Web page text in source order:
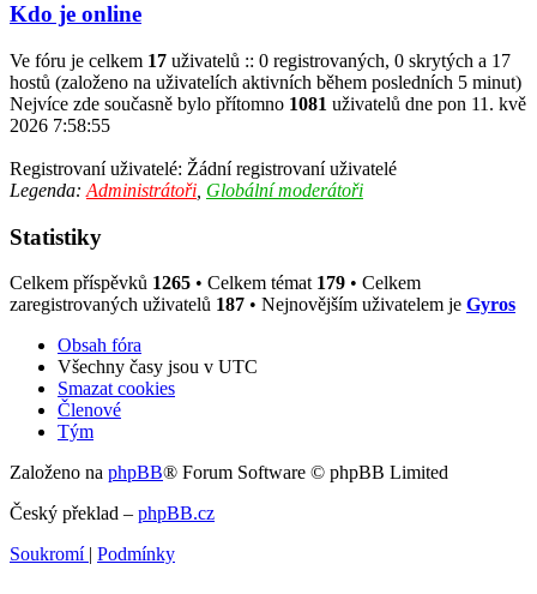
Kdo je online
Ve fóru je celkem 17 uživatelů :: 0 registrovaných, 0 skrytých a 17
hostů (založeno na uživatelích aktivních během posledních 5 minut)
Nejvíce zde současně bylo přítomno 1081 uživatelů dne pon 11. kvě
2026 7:58:55
Registrovaní uživatelé: Žádní registrovaní uživatelé
Legenda: Administrátoři Globální moderátoři
Statistiky
Celkem příspěvků 1265 • Celkem témat 179 • Celkem
zaregistrovaných uživatelů 187 • Nejnovějším uživatelem je Gyros
Obsah fóra
Všechny časy jsou v UTC
Smazat cookies
Členové
Tým
Založeno na phpBB® Forum Software © phpBB Limited
Český překlad – phpBB.cz
Soukromí | Podmínky